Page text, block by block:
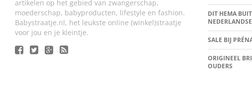
artikelen op het gebied van zwangerschap,
moederschap, babyproducten, lifestyle en fashion.
Babystraatje.nl, het leukste online (winkel)straatje
voor jou en je kleintje.
DIT HEMA
SALE BIJ
ORIGINEEL
OUDERS